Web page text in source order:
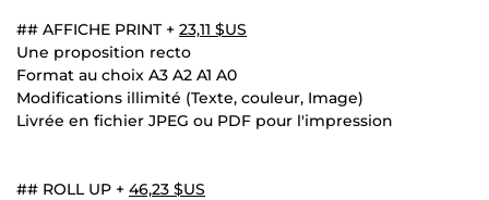
## AFFICHE PRINT + 23,11 $US
Une proposition recto
Format au choix A3 A2 A1 A0
Modifications illimité (Texte, couleur, Image)
Livrée en fichier JPEG ou PDF pour l'impression
## ROLL UP + 46,23 $US